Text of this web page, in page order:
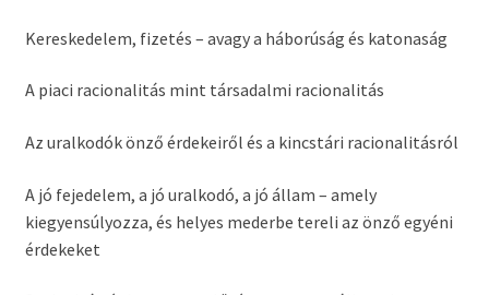
Kereskedelem, fizetés – avagy a háborúság és katonaság
A piaci racionalitás mint társadalmi racionalitás
Az uralkodók önző érdekeiről és a kincstári racionalitásról
A jó fejedelem, a jó uralkodó, a jó állam – amely
kiegyensúlyozza, és helyes mederbe tereli az önző egyéni
érdekeket